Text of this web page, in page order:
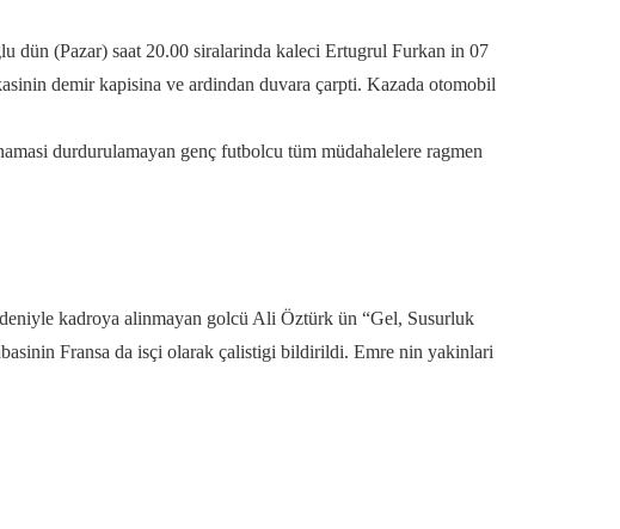
dün (Pazar) saat 20.00 siralarinda kaleci Ertugrul Furkan in 07
demir kapisina ve ardindan duvara çarpti. Kazada otomobil
durdurulamayan genç futbolcu tüm müdahalelere ragmen
kadroya alinmayan golcü Ali Öztürk ün “Gel, Susurluk
Fransa da isçi olarak çalistigi bildirildi. Emre nin yakinlari